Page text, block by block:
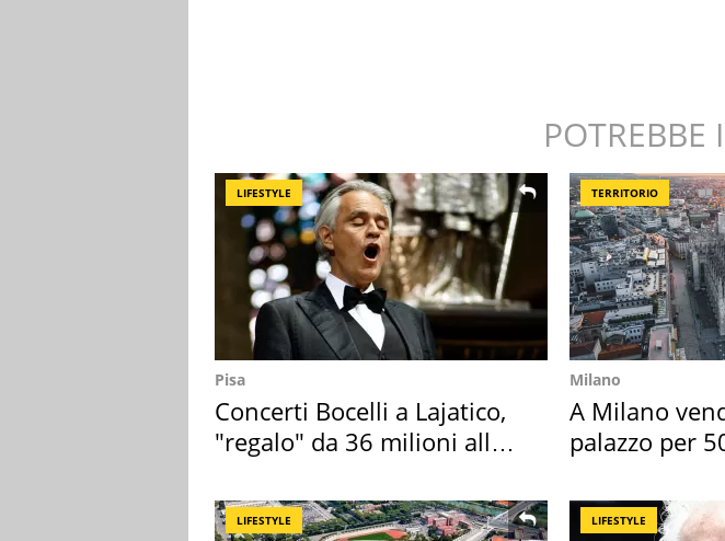
POTREBBE
LIFESTYLE
Pisa
Concerti Bocelli a Lajatico,
"regalo" da 36 milioni alla
TERRITORIO
Milano
A Milano
palazzo per
LIFESTYLE LIFESTYLE